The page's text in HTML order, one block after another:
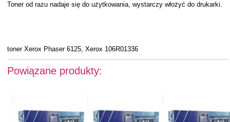
Toner od razu nadaje się do użytkowania, wystarczy włożyć do drukarki.
toner Xerox Phaser 6125, Xerox 106R01336
Powiązane produkty: